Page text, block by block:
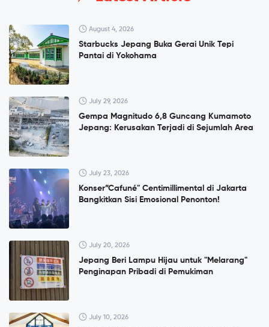
August 4, 2026
Starbucks Jepang Buka Gerai Unik Tepi
Pantai di Yokohama
July 29, 2026
Gempa Magnitudo 6,8 Guncang Kumamoto
Jepang: Kerusakan Terjadi di Sejumlah Area
July 23, 2026
Konser”Cafuné" Centimillimental di Jakarta
Bangkitkan Sisi Emosional Penonton!
July 20, 2026
Jepang Beri Lampu Hijau untuk "Melarang"
Penginapan Pribadi di Pemukiman
July 10, 2026